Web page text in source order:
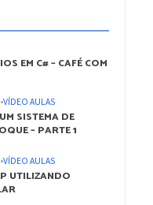
EM C# – CAFÉ COM
•VÍDEO AULAS
SISTEMA DE
– PARTE 1
•VÍDEO AULAS
UTILIZANDO